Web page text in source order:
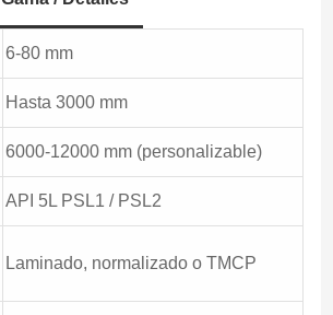
6-80 mm
Hasta 3000 mm
6000-12000 mm (personalizable)
API 5L PSL1 / PSL2
Laminado, normalizado o TMCP